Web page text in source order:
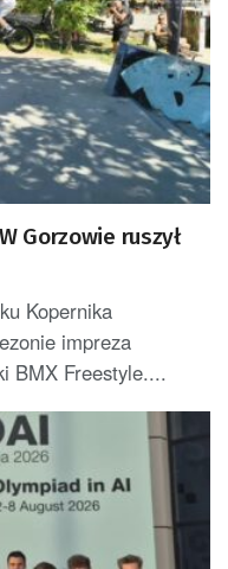
Gorzowie ruszył
Kopernika
impreza
BMX Freestyle....